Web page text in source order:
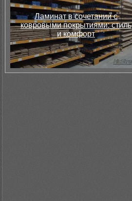
Ламинат в сочетании с
ковровыми покрытиями: стиль
и комфорт